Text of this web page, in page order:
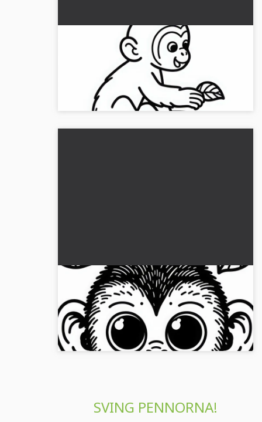
Kortsvansapa leker med blad –
Målarbild enkel gratis
Upplev skoj med en kort svansap och sitt blad.
Ladda ner målarbilden gratis nu....
Korthandskolfångare tittar med
nyfikna ögon in i kameran – Målarbild
gratis
Rita en nyfiken kortsvansapa. Hämta nu
målarbilden gratis!...
SVING PENNORNA!